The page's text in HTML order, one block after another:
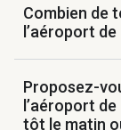
Combien de
l’aéroport
Proposez-
l’aéroport
tôt le matin